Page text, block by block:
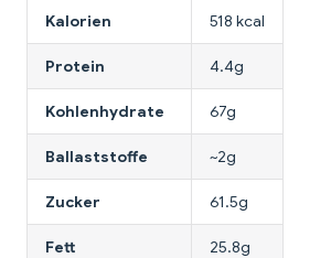
Kalorien 518 kcal
Protein 4.4g
Kohlenhydrate 67g
Ballaststoffe ~2g
Zucker 61.5g
Fett 25.8g